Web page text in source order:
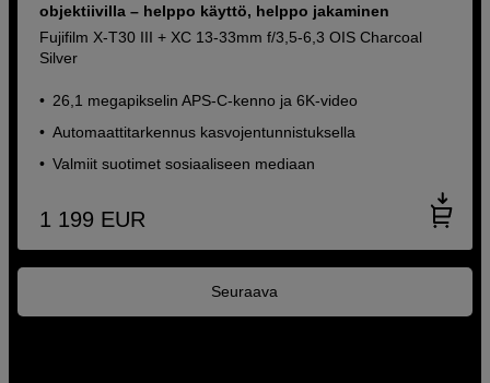
objektiivilla – helppo käyttö, helppo jakaminen
Fujifilm X-T30 III + XC 13-33mm f/3,5-6,3 OIS Charcoal
Silver
26,1 megapikselin APS-C-kenno ja 6K-video
Automaattitarkennus kasvojentunnistuksella
Valmiit suotimet sosiaaliseen mediaan
1 199 EUR
Seuraava